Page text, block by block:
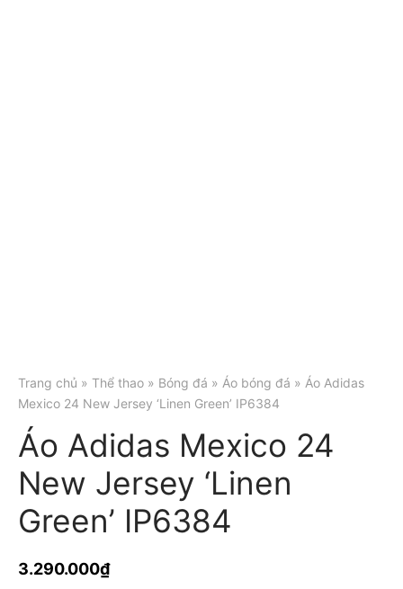
Trang chủ » Thể thao » Bóng đá » Áo bóng đá » Áo Adidas
Mexico 24 New Jersey ‘Linen Green’ IP6384
Áo Adidas Mexico 24
New Jersey ‘Linen
Green’ IP6384
3.290.000₫